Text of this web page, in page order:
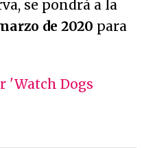
se pondrá a la
de 2020 para
'Watch Dogs